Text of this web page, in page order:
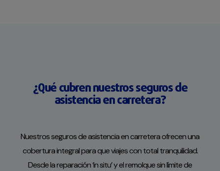
¿Qué cubren nuestros seguros de
asistencia en carretera?
Nuestros seguros de asistencia en carretera ofrecen una
cobertura integral para que viajes con total tranquilidad.
Desde la reparación ‘in situ’ y el remolque sin límite de